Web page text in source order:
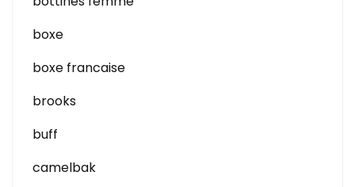
boxe
boxe francaise
brooks
buff
camelbak